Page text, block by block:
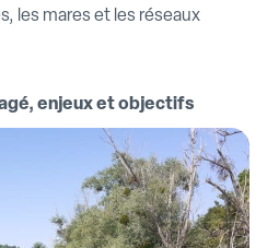
les mares et les réseaux
enjeux et objectifs